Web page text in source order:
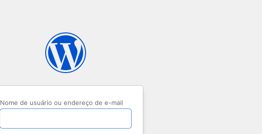
Nome de usuário ou endereço de e-mail